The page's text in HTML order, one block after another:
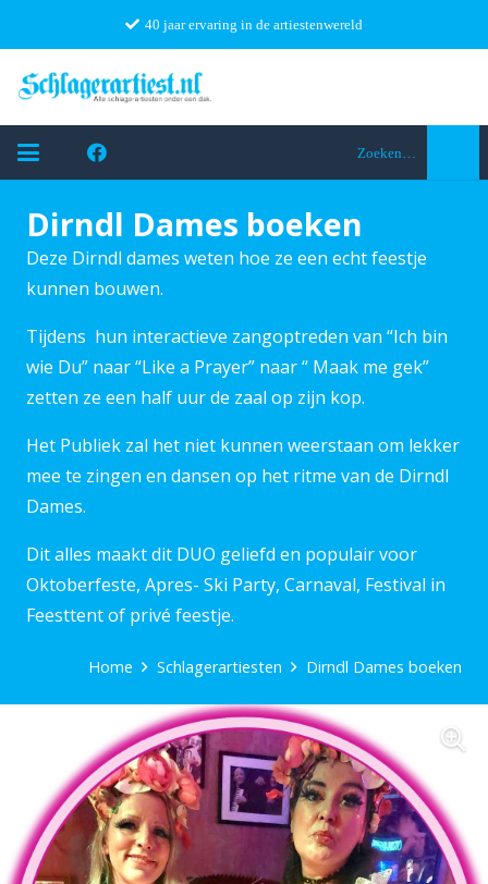
40 jaar ervaring in de artiestenwereld
Zoeken…
Dirndl Dames boeken
Deze Dirndl dames weten hoe ze een echt feestje
kunnen bouwen.
Tijdens hun interactieve zangoptreden van “Ich bin
wie Du” naar “Like a Prayer” naar “ Maak me gek”
zetten ze een half uur de zaal op zijn kop.
Het Publiek zal het niet kunnen weerstaan om lekker
mee te zingen en dansen op het ritme van de Dirndl
Dames.
Dit alles maakt dit DUO geliefd en populair voor
Oktoberfeste, Apres- Ski Party, Carnaval, Festival in
Feesttent of privé feestje.
Home Schlagerartiesten Dirndl Dames boeken